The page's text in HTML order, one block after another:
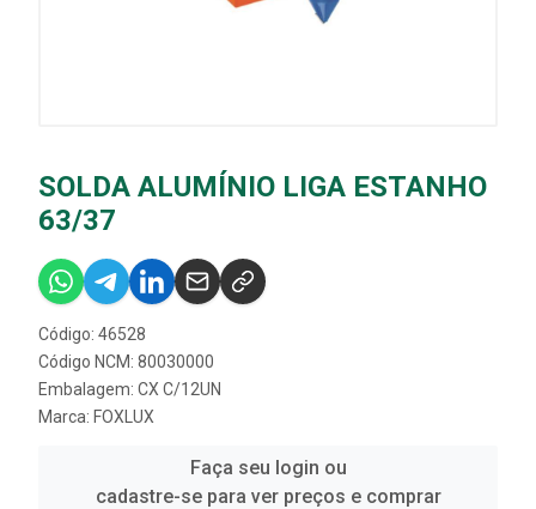
SOLDA ALUMÍNIO LIGA ESTANHO
63/37
Código: 46528
Código NCM: 80030000
Embalagem: CX C/12UN
Marca: FOXLUX
Faça seu login ou
cadastre-se para ver preços e comprar